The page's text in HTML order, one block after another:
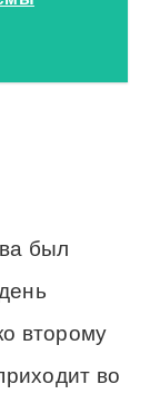
был
второму
во